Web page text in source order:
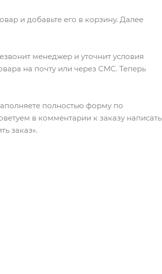
и добавьте его в корзину. Далее
менеджер и уточнит условия
на почту или через СМС. Теперь
полностью форму по
в комментарии к заказу написать
заказ».